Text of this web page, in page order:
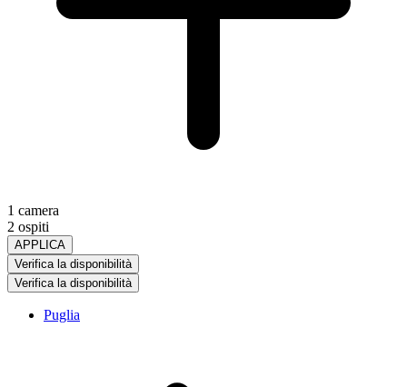
1 camera
2 ospiti
APPLICA
Verifica la disponibilità
Verifica la disponibilità
Puglia